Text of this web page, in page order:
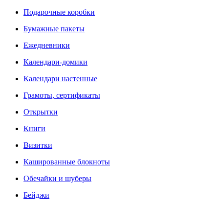
Подарочные коробки
Бумажные пакеты
Ежедневники
Календари-домики
Календари настенные
Грамоты, сертификаты
Открытки
Книги
Визитки
Кашированные блокноты
Обечайки и шуберы
Бейджи